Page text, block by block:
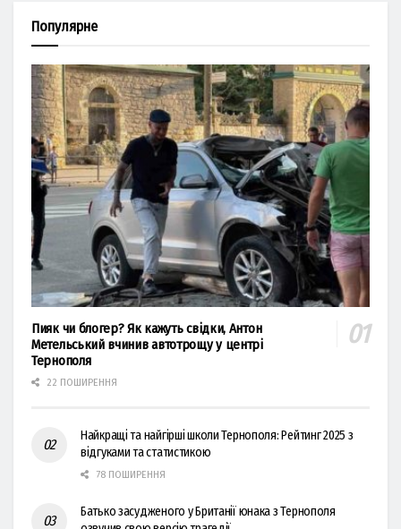
Популярне
Пияк чи блогер? Як кажуть свідки, Антон
Метельський вчинив автотрощу у центрі
Тернополя
22 ПОШИРЕННЯ
Найкращі та найгірші школи Тернополя: Рейтинг 2025 з
відгуками та статистикою
78 ПОШИРЕННЯ
Батько засудженого у Британії юнака з Тернополя